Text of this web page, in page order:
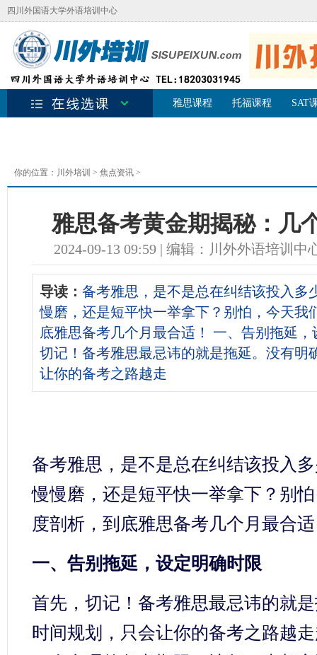
四川外国语大学外语培训中心
雅思课程 托福课程 SAT
你的位置： 川外培训 > 焦点资讯 >
雅思备考黄金期揭秘：几
2024-09-13 09:59 | 编辑：川外外语培
导读： 备考雅思，是不是总在纠结该投入多
慢磨，还是短平快一举拿下？别怕，今天我
底雅思备考几个月最合适！ 一、告别拖延
切记！备考雅思最忌讳的就是拖延。没有明
让你的备考之路越走
备考雅思，是不是总在纠结该投入
慢慢磨，还是短平快一举拿下？别
度剖析，到底雅思备考几个月最合
一、告别拖延，设定明确时限
首先，切记！备考雅思最忌讳的就
时间规划，只会让你的备考之路越